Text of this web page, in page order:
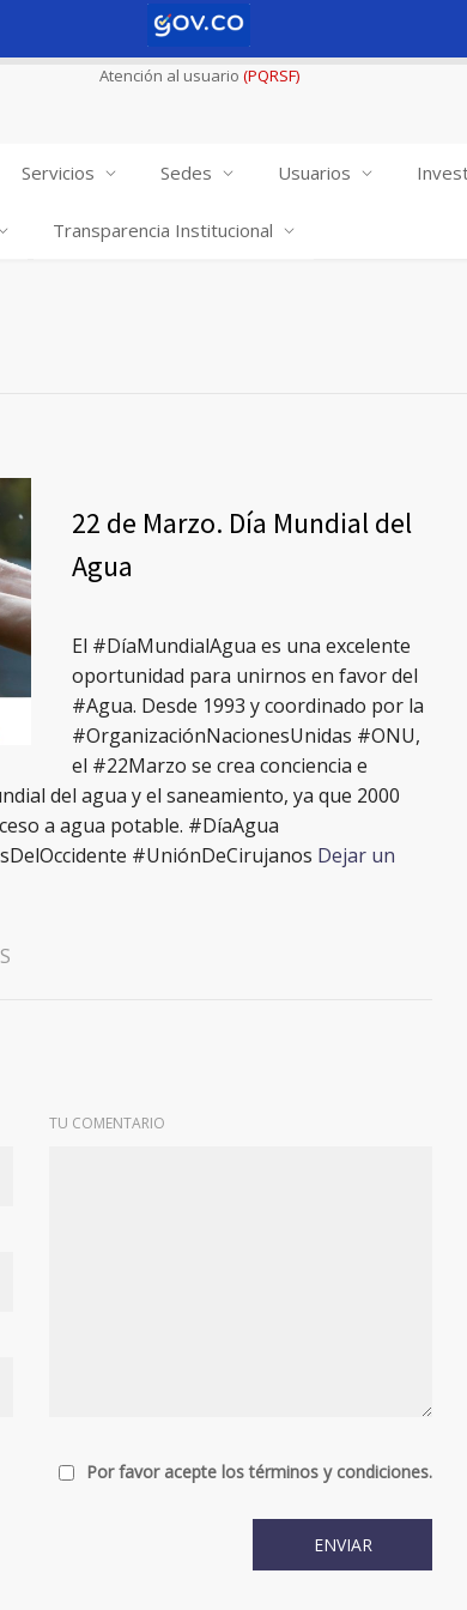
Atención al usuario (PQRSF)
Servicios Sedes Usuarios
Transparencia Institucional
22 de Marzo. Día Mundial del
Agua
El #DíaMundialAgua es una excelente
oportunidad para unirnos en favor del
#Agua. Desde 1993 y coordinado por la
#OrganizaciónNacionesUnidas #ONU,
el #22Marzo se crea conciencia e
del agua y el saneamiento, ya que 2000
a agua potable. #DíaAgua
#UniónDeCirujanos Dejar un
TU COMENTARIO
Por favor acepte los términos y condiciones.